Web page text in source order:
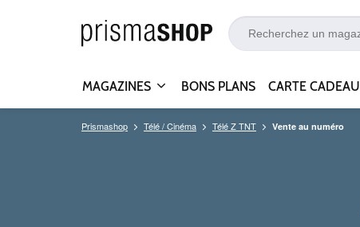
MAGAZINES BONS PLANS CARTE CADEAU
Prismashop Télé / Cinéma Télé Z TNT Vente au numéro